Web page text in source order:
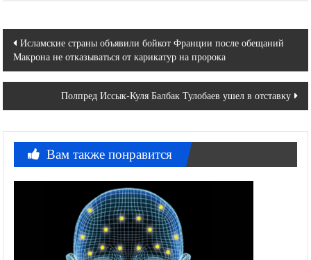
Навигация
по
записям
Исламские страны объявили бойкот Франции после обещаний
Макрона не отказываться от карикатур на пророка
Полпред Иссык-Куля Балбак Тулобаев ушел в отставку
Вам также понравится